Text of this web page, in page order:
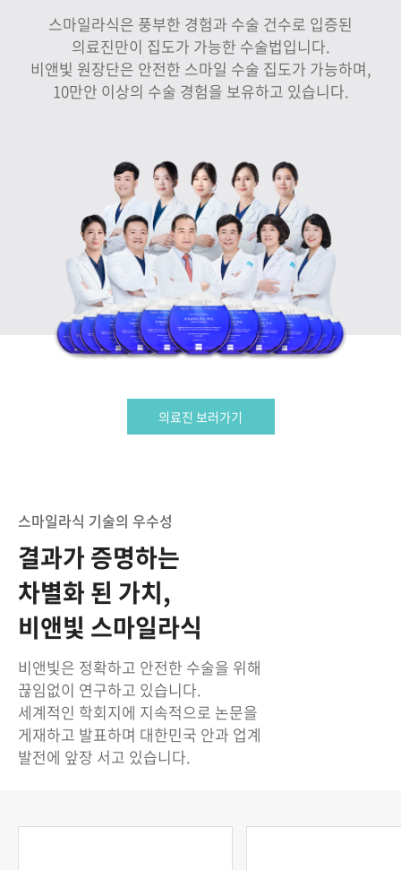
스마일라식은 풍부한 경험과 수술 건수로 입증된
의료진만이 집도가 가능한 수술법입니다.
비앤빛 원장단은 안전한 스마일 수술 집도가 가능하며,
10만안 이상의 수술 경험을 보유하고 있습니다.
의료진 보러가기
스마일라식 기술의 우수성
결과가 증명하는
차별화 된 가치,
비앤빛 스마일라식
비앤빛은 정확하고 안전한 수술을 위해
끊임없이 연구하고 있습니다.
세계적인 학회지에 지속적으로 논문을
게재하고 발표하며 대한민국 안과 업계
발전에 앞장 서고 있습니다.